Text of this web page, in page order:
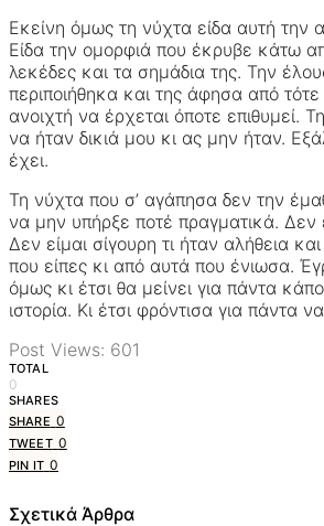
Εκείνη όμως τη νύχτα είδα αυτή την
Είδα την ομορφιά που έκρυβε κάτω
λεκέδες και τα σημάδια της. Την
περιποιήθηκα και της άφησα από
ανοιχτή να έρχεται όποτε επιθυμεί.
να ήταν δικιά μου κι ας μην ήταν.
έχει.
Τη νύχτα που σ’ αγάπησα δεν την
να μην υπήρξε ποτέ πραγματικά. Δεν
Δεν είμαι σίγουρη τι ήταν αλήθεια
που είπες κι από αυτά που ένιωσα.
όμως κι έτσι θα μείνει για πάντα
ιστορία. Κι έτσι φρόντισα για πάντα
Post Views: 601
TOTAL
0
SHARES
SHARE 0
TWEET 0
PIN IT 0
Σχετικά Άρθρα